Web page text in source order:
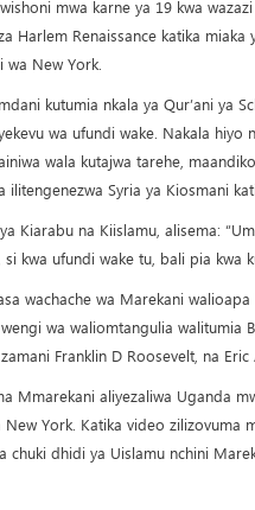
mwa karne ya 19 kwa
Harlem Renaissance katika
wa New York.
kutumia nkala ya Qur’ani ya
wa ufundi wake. Nakala
wala kutajwa tarehe,
ilitengenezwa Syria ya Kiosmani
Kiarabu na Kiislamu, alisema:
si kwa ufundi wake tu, bali pia
wachache wa Marekani
wa waliomtangulia
Franklin D Roosevelt, na
Mmarekani aliyezaliwa Uganda
York. Katika video zilizovuma
chuki dhidi ya Uislamu nchini